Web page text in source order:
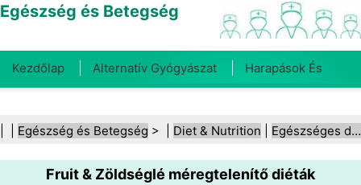
Egészség és Betegség
Kezdőlap Alternatív Gyógyászat Harapások És
Fogegészség Diéta És Táplálkozás Családi
Egészség Egészségügyi Ágazat Mentális Egészség
Egészség és Betegség > | Diet & Nutrition Egészséges diéták
Fruit & Zöldséglé méregtelenítő diéták